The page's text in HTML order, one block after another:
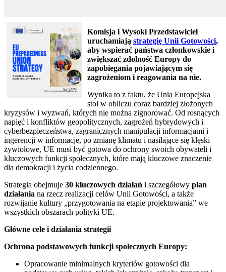
Komisja i Wysoki Przedstawiciel
uruchamiają strategię Unii Gotowości,
aby wspierać państwa członkowskie i
zwiększać zdolność Europy do
zapobiegania pojawiającym się
zagrożeniom i reagowania na nie.
Wynika to z faktu, że Unia Europejska
stoi w obliczu coraz bardziej złożonych
kryzysów i wyzwań, których nie można zignorować. Od rosnących
napięć i konfliktów geopolitycznych, zagrożeń hybrydowych i
cyberbezpieczeństwa, zagranicznych manipulacji informacjami i
ingerencji w informacje, po zmianę klimatu i nasilające się klęski
żywiołowe, UE musi być gotowa do ochrony swoich obywateli i
kluczowych funkcji społecznych, które mają kluczowe znaczenie
dla demokracji i życia codziennego.
Strategia obejmuje 30 kluczowych działań i szczegółowy plan
działania na rzecz realizacji celów Unii Gotowości, a także
rozwijanie kultury „przygotowania na etapie projektowania” we
wszystkich obszarach polityki UE.
Główne cele i działania strategii
Ochrona podstawowych funkcji społecznych Europy:
Opracowanie minimalnych kryteriów gotowości dla